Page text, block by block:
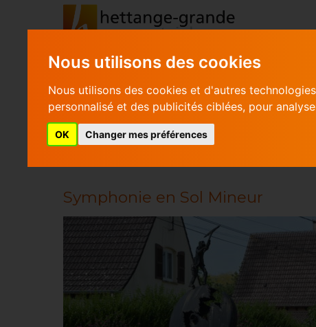
Nous utilisons des cookies
Nous utilisons des cookies et d'autres
personnalisé et des publicités ciblées, pour
OK Changer mes préférences
SYMPHONIE EN SOL
Symphonie en Sol Mineur